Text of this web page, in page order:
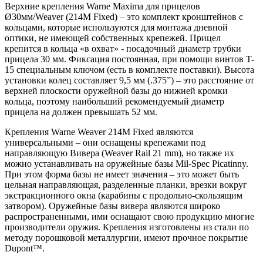
Верхние крепления Warne Maxima для прицелов
Ø30мм/Weaver (214M Fixed) – это комплект кронштейнов с
кольцами, которые используются для монтажа дневной
оптики, не имеющей собственных крепежей. Прицел
крепится в кольца «в охват» - посадочный диаметр трубки
прицела 30 мм. Фиксация постоянная, при помощи винтов T-
15 специальным ключом (есть в комплекте поставки). Высота
установки колец составляет 9,5 мм (.375”) – это расстояние от
верхней плоскости оружейной базы до нижней кромки
кольца, поэтому наибольший рекомендуемый диаметр
прицела на должен превышать 52 мм.
Крепления Warne Weaver 214M Fixed являются
универсальными – они оснащены крепежами под
направляющую Вивера (Weaver Rail 21 mm), но также их
можно устанавливать на оружейные базы Mil-Spec Picatinny.
При этом форма базы не имеет значения – это может быть
цельная направляющая, разделенные планки, врезки вокруг
экстракционного окна (карабины с продольно-скользящим
затвором). Оружейные базы вивера являются широко
распространенными, ими оснащают свою продукцию многие
производители оружия. Крепления изготовлены из стали по
методу порошковой металлургии, имеют прочное покрытие
Dupont™.